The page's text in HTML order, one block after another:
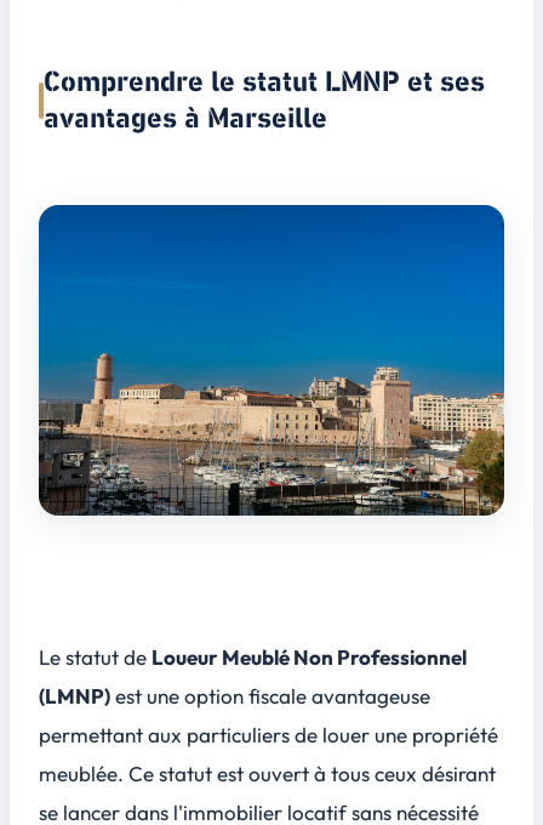
Comprendre le statut LMNP et ses
avantages à Marseille
Le statut de Loueur Meublé Non Professionnel
(LMNP)est une option fiscale avantageuse
permettant aux particuliers de louer une propriété
meublée. Ce statut est ouvert à tous ceux désirant
se lancer dans l'immobilier locatif sans nécessité